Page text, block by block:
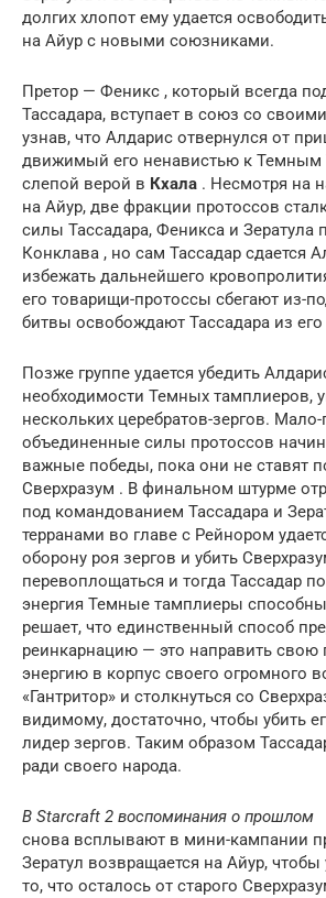
долгих хлопот ему удается
на Айур с новыми союзниками.
Претор — Феникс , который всегда
Тассадара, вступает в союз со
узнав, что Алдарис отвернулся от
движимый его ненавистью к Темным
слепой верой в Кхала . Несмотря на
на Айур, две фракции протоссов
силы Тассадара, Феникса и
Конклава , но сам Тассадар сдается
избежать дальнейшего
его товарищи-протоссы сбегают из-
битвы освобождают Тассадара из
Позже группе удается убедить
необходимости Темных тамплиеров,
нескольких церебратов-зергов.
объединенные силы протоссов
важные победы, пока они не ставят
Сверхразум . В финальном штурме
под командованием Тассадара и
терранами во главе с Рейнором
оборону роя зергов и убить
перевоплощаться и тогда Тассадар
энергия Темные тамплиеры способны
решает, что единственный способ
реинкарнацию — это направить свою
энергию в корпус своего огромного
«Гантритор» и столкнуться со
видимому, достаточно, чтобы убить
лидер зергов. Таким образом
ради своего народа.
В Starcraft 2 воспоминания о прошлом
снова всплывают в мини-кампании
Зератул возвращается на Айур, чтобы
то, что осталось от старого